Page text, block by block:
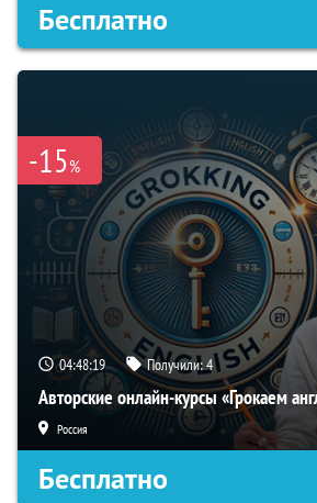
Бесплатно
-15%
04:48:18 Получили:4
Авторские онлайн-курсы «Грокаем
Россия
Бесплатно